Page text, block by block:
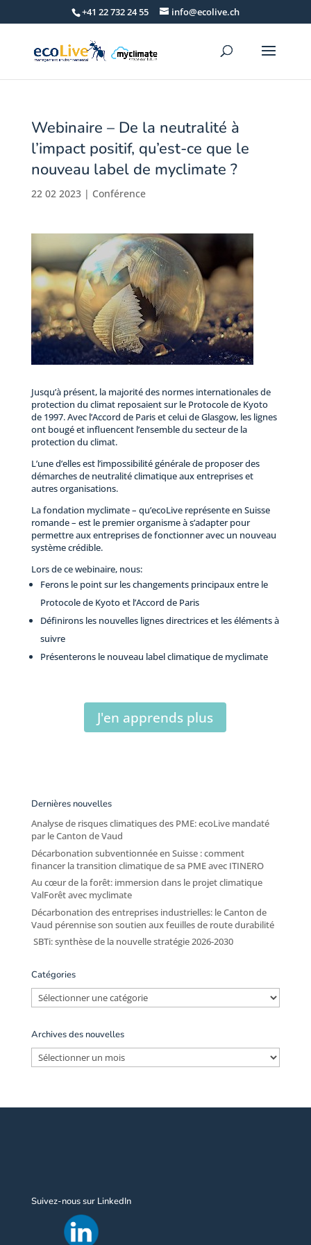
+41 22 732 24 55 info@ecolive.ch
Webinaire – De la neutralité à
l’impact positif, qu’est-ce que le
nouveau label de myclimate ?
22 02 2023| Conférence
Jusqu’à présent, la majorité des normes internationales de
protection du climat reposaient sur le Protocole de Kyoto
de 1997. Avec l’Accord de Paris et celui de Glasgow, les lignes
ont bougé et influencent l’ensemble du secteur de la
protection du climat.
L’une d’elles est l’impossibilité générale de proposer des
démarches de neutralité climatique aux entreprises et
autres organisations.
La fondation myclimate – qu’ecoLive représente en Suisse
romande – est le premier organisme à s’adapter pour
permettre aux entreprises de fonctionner avec un nouveau
système crédible.
Lors de ce webinaire, nous:
Ferons le point sur les changements principaux entre le
Protocole de Kyoto et l’Accord de Paris
Définirons les nouvelles lignes directrices et les éléments à
suivre
Présenterons le nouveau label climatique de myclimate
J'en apprends plus
Dernières nouvelles
Analyse de risques climatiques des PME: ecoLive mandaté
par le Canton de Vaud
Décarbonation subventionnée en Suisse : comment
financer la transition climatique de sa PME avec ITINERO
Au cœur de la forêt: immersion dans le projet climatique
ValForêt avec myclimate
Décarbonation des entreprises industrielles: le Canton de
Vaud pérennise son soutien aux feuilles de route durabilité
SBTi: synthèse de la nouvelle stratégie 2026-2030
Catégories
Catégories
Archives des nouvelles
Archives
des
Suivez-nous sur LinkedIn